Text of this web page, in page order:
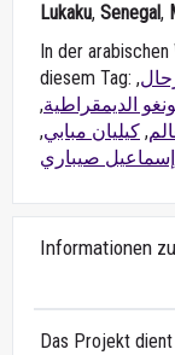
Lukaku, Senegal,
In der
,
الديمقراطية,
, كيليان مبابي,
إسماعيل صيباري
Informationen
Das Projekt